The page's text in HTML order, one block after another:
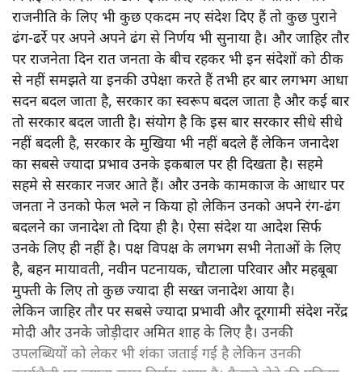
लोकसभा चुनाव नतीजों ने आख़िर ऐसा क्या कमाल कर दिया कि
भाजपा के दो बड़े नेताओं- मोदी और शाह का व्यवहार और बॉडी
लैंग्वेज एकदम बदला है?
लंबे और थकाऊ चुनाव के बाद आए नतीजे हर बार की तरह कुछ
नए हीरो लेकर आए हैं तो कई पुराने महारथियों की राजनैतिक
विदाई का संदेश भी। ठीक इसी तरह मतदाताओं ने शासन और
राजनीति के लिए भी कुछ एकदम नए संदेश दिए हैं तो कुछ पुराने
ढंग-ढर्रे पर अपने अपने ढंग से निर्णय भी सुनाया है। और जाहिर तौर
पर राजनेता दिन रात जनता के बीच रहकर भी इन संदेशों को ठीक
से नहीं समझते या इनकी उपेक्षा करते हैं तभी हर बार लगभग आधा
सदन बदल जाता है, सरकार का स्वरूप बदल जाता है और कई बार
तो सरकार बदल जाती है। संयोग है कि इस बार सरकार सीधे सीधे
नहीं बदली है, सरकार के मुखिया भी नहीं बदले हैं लेकिन जनादेश